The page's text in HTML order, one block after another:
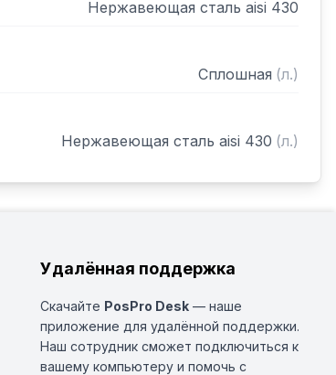
Нержавеющая сталь aisi 430
Сплошная (л.)
Нержавеющая сталь aisi 430 (л.)
Удалённая поддержка
Скачайте PosPro Desk — наше
приложение для удалённой поддержки.
Наш сотрудник сможет подключиться к
вашему компьютеру и помочь с